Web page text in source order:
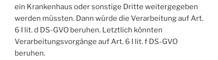
ein Krankenhaus oder sonstige Dritte weitergegeben
werden müssten. Dann würde die Verarbeitung auf Art.
6 I lit. d DS-GVO beruhen. Letztlich könnten
Verarbeitungsvorgänge auf Art. 6 I lit. f DS-GVO
beruhen.